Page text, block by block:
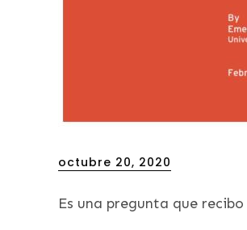
Posted
octubre 20, 2020
Es una pregunta que